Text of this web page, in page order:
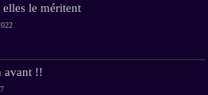
elles le méritent
avant !!